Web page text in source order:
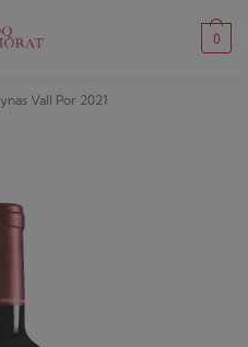
0
Vall Por 2021